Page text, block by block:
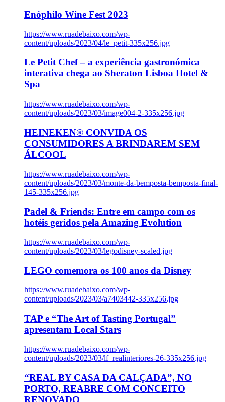
Enóphilo Wine Fest 2023
https://www.ruadebaixo.com/wp-
content/uploads/2023/04/le_petit-335x256.jpg
Le Petit Chef – a experiência gastronómica
interativa chega ao Sheraton Lisboa Hotel &
Spa
https://www.ruadebaixo.com/wp-
content/uploads/2023/03/image004-2-335x256.jpg
HEINEKEN® CONVIDA OS
CONSUMIDORES A BRINDAREM SEM
ÁLCOOL
https://www.ruadebaixo.com/wp-
content/uploads/2023/03/monte-da-bemposta-bemposta-final-
145-335x256.jpg
Padel & Friends: Entre em campo com os
hotéis geridos pela Amazing Evolution
https://www.ruadebaixo.com/wp-
content/uploads/2023/03/legodisney-scaled.jpg
LEGO comemora os 100 anos da Disney
https://www.ruadebaixo.com/wp-
content/uploads/2023/03/a7403442-335x256.jpg
TAP e “The Art of Tasting Portugal”
apresentam Local Stars
https://www.ruadebaixo.com/wp-
content/uploads/2023/03/lf_realinteriores-26-335x256.jpg
“REAL BY CASA DA CALÇADA”, NO
PORTO, REABRE COM CONCEITO
RENOVADO